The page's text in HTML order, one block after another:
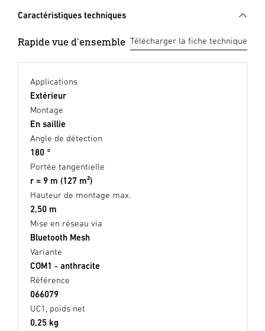
Caractéristiques techniques
Rapide vue d'ensemble Télécharger la fiche technique
Applications
Extérieur
Montage
En saillie
Angle de détection
180 °
Portée tangentielle
r = 9 m (127 m²)
Hauteur de montage max.
2,50 m
Mise en réseau via
Bluetooth Mesh
Variante
COM1 - anthracite
Référence
066079
UC1, poids net
0,25 kg